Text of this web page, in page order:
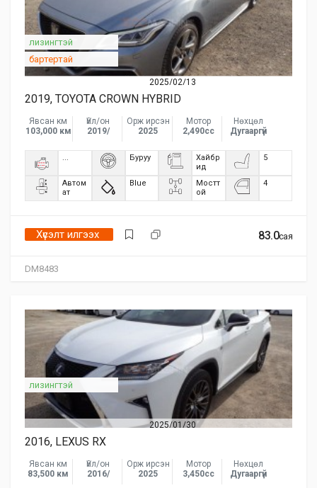
2025/02/13
DM8483
лизингтэй
бартертай
2019, TOYOTA CROWN HYBRID
Явсан км
103,000 км
Үйл/он
2019/
Орж ирсэн
2025
Мотор
2,490сс
Нөхцөл
Дугааргүй
... Буруу
Хайбр
ид
5
Автом
ат
Blue
Мостт
ой
4
83.0сая
Хүсэлт илгээх
2025/01/30
лизингтэй
2016, LEXUS RX
Явсан км
83,500 км
Үйл/он
2016/
Орж ирсэн
2025
Мотор
3,450сс
Нөхцөл
Дугааргүй